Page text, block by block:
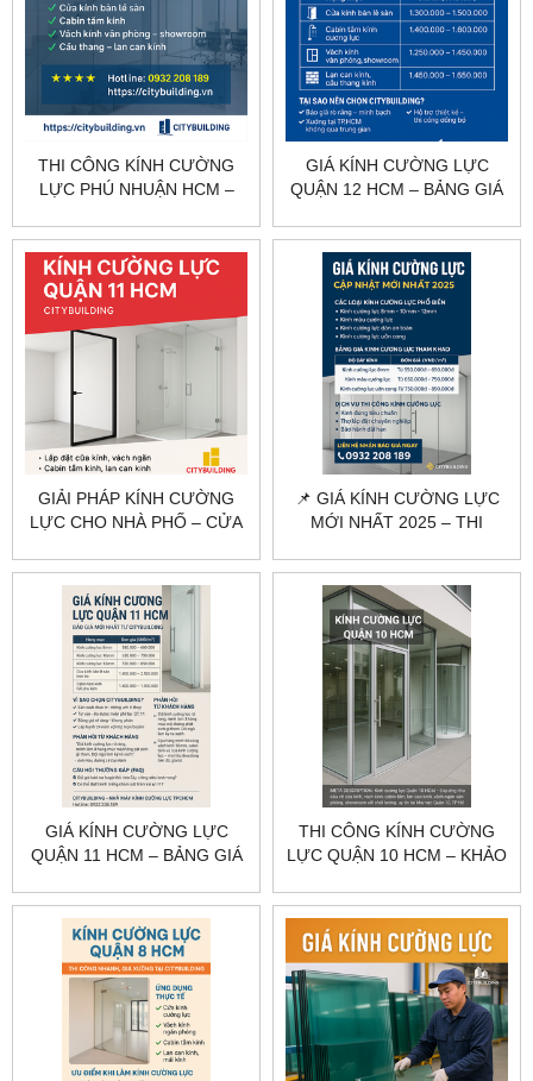
THI CÔNG KÍNH CƯỜNG
LỰC PHÚ NHUẬN HCM –
ĐẶT CITYBUILDING
GIÁ KÍNH CƯỜNG LỰC
QUẬN 12 HCM – BẢNG GIÁ
CITYBUILDING
GIẢI PHÁP KÍNH CƯỜNG
LỰC CHO NHÀ PHỐ – CỬA
CITYBUILDING
📌 GIÁ KÍNH CƯỜNG LỰC
MỚI NHẤT 2025 – THI
CITYBUILDING
GIÁ KÍNH CƯỜNG LỰC
QUẬN 11 HCM – BẢNG GIÁ
CITYBUILDING
THI CÔNG KÍNH CƯỜNG
LỰC QUẬN 10 HCM – KHẢO
CITYBUILDING